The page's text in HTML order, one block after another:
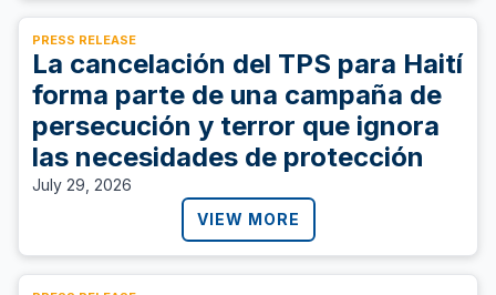
PRESS RELEASE
La cancelación del TPS para Haití
forma parte de una campaña de
persecución y terror que ignora
las necesidades de protección
July 29, 2026
VIEW MORE